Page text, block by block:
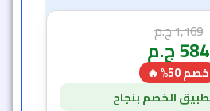
1,169ج.م
584ج.م
خصم 50% 🔥